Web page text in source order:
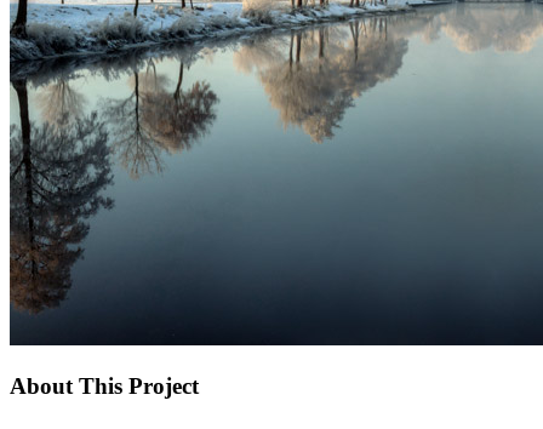
About This Project